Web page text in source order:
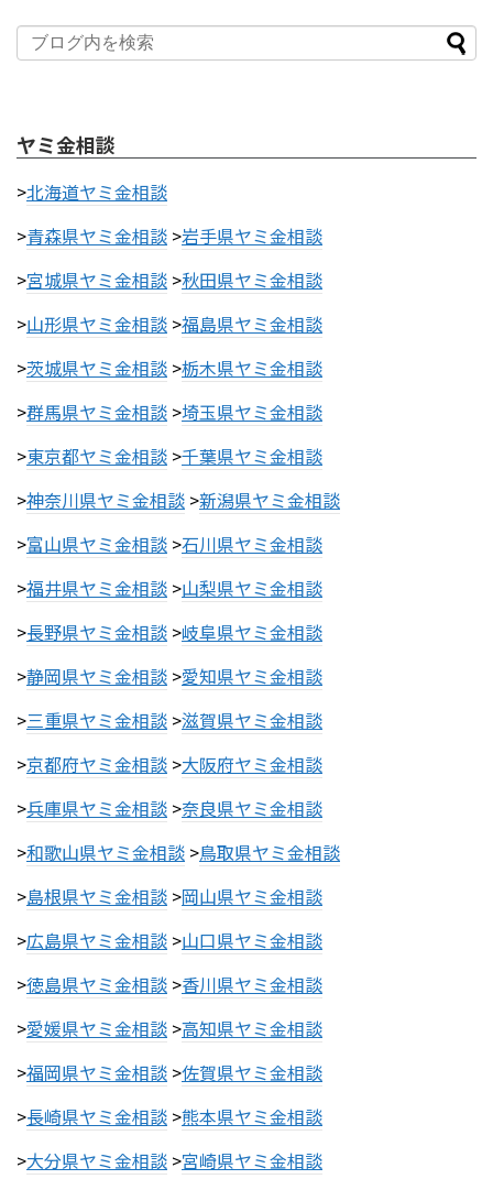
ヤミ金相談
>北海道ヤミ金相談
>青森県ヤミ金相談 >岩手県ヤミ金相談
>宮城県ヤミ金相談 >秋田県ヤミ金相談
>山形県ヤミ金相談 >福島県ヤミ金相談
>茨城県ヤミ金相談 >栃木県ヤミ金相談
>群馬県ヤミ金相談 >埼玉県ヤミ金相談
>東京都ヤミ金相談 >千葉県ヤミ金相談
>神奈川県ヤミ金相談 >新潟県ヤミ金相談
>富山県ヤミ金相談 >石川県ヤミ金相談
>福井県ヤミ金相談 >山梨県ヤミ金相談
>長野県ヤミ金相談 >岐阜県ヤミ金相談
>静岡県ヤミ金相談 >愛知県ヤミ金相談
>三重県ヤミ金相談 >滋賀県ヤミ金相談
>京都府ヤミ金相談 >大阪府ヤミ金相談
>兵庫県ヤミ金相談 >奈良県ヤミ金相談
>和歌山県ヤミ金相談 >鳥取県ヤミ金相談
>島根県ヤミ金相談 >岡山県ヤミ金相談
>広島県ヤミ金相談 >山口県ヤミ金相談
>徳島県ヤミ金相談 >香川県ヤミ金相談
>愛媛県ヤミ金相談 >高知県ヤミ金相談
>福岡県ヤミ金相談 >佐賀県ヤミ金相談
>長崎県ヤミ金相談 >熊本県ヤミ金相談
>大分県ヤミ金相談 >宮崎県ヤミ金相談